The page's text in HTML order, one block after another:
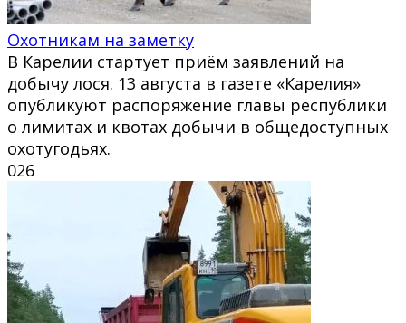
Охотникам на заметку
В Карелии стартует приём заявлений на
добычу лося. 13 августа в газете «Карелия»
опубликуют распоряжение главы республики
о лимитах и квотах добычи в общедоступных
охотугодьях.
026